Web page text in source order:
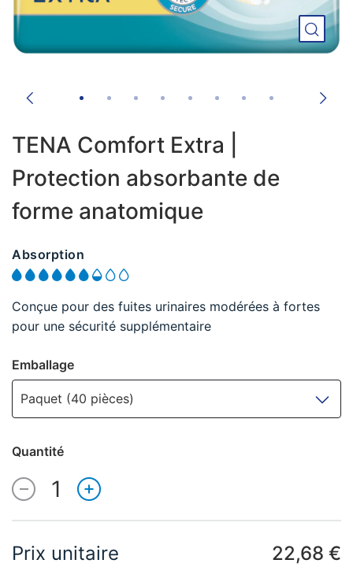
TENA Comfort Extra |
Protection absorbante de
forme anatomique
Absorption
Conçue pour des fuites urinaires modérées à fortes
pour une sécurité supplémentaire
Emballage
Paquet (40 pièces)
Quantité
Quantité
1
Prix unitaire 22,68 €